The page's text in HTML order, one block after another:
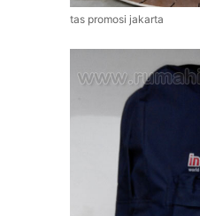
tas promosi jakarta